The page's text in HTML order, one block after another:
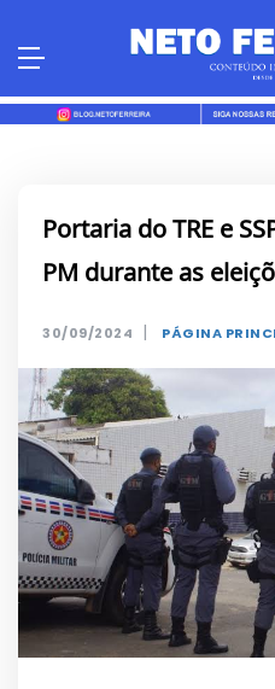
Portaria do TRE e
PM durante as
30/09/2024 | PÁGINA